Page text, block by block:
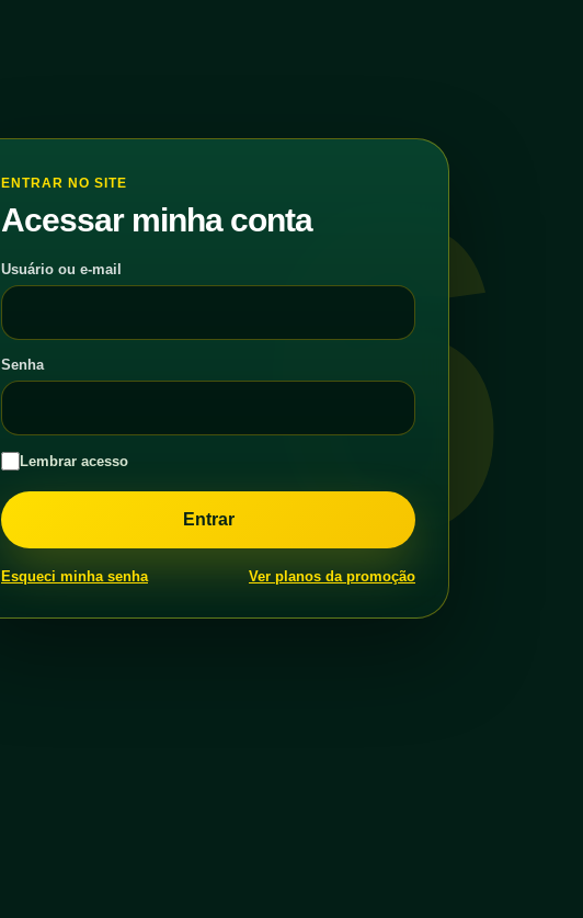
6
ENTRAR NO SITE
Acessar minha conta
Usuário ou e-mail
Senha
Lembrar acesso
Esqueci minha senha Ver planos da promoção